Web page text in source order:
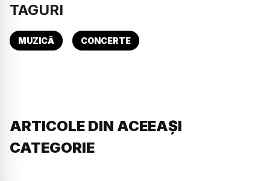
TAGURI
MUZICĂ CONCERTE
ARTICOLE DIN ACEEAȘI
CATEGORIE